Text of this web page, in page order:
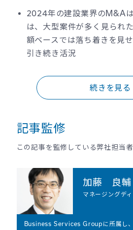
2024年の建設業界のM&A
は、大型案件が多く見られ
額ベースでは落ち着きを見
引き続き活況
続きを見る
記事監修
この記事を監修している弊社担当者
加藤 良輔​
マネージングデ
Business Services Groupに所属し